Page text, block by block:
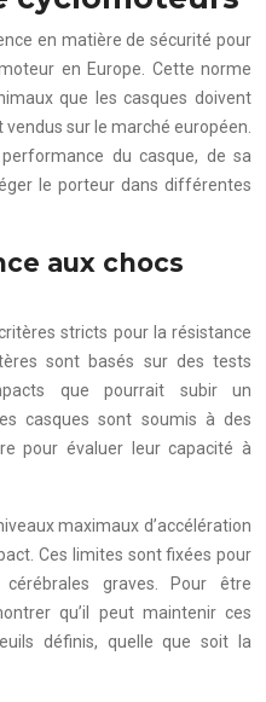
en matière de sécurité pour
en Europe. Cette norme
que les casques doivent
sur le marché européen.
du casque, de sa
le porteur dans différentes
aux chocs
stricts pour la résistance
sont basés sur des tests
que pourrait subir un
casques sont soumis à des
pour évaluer leur capacité à
maximaux d’accélération
Ces limites sont fixées pour
graves. Pour être
qu’il peut maintenir ces
définis, quelle que soit la